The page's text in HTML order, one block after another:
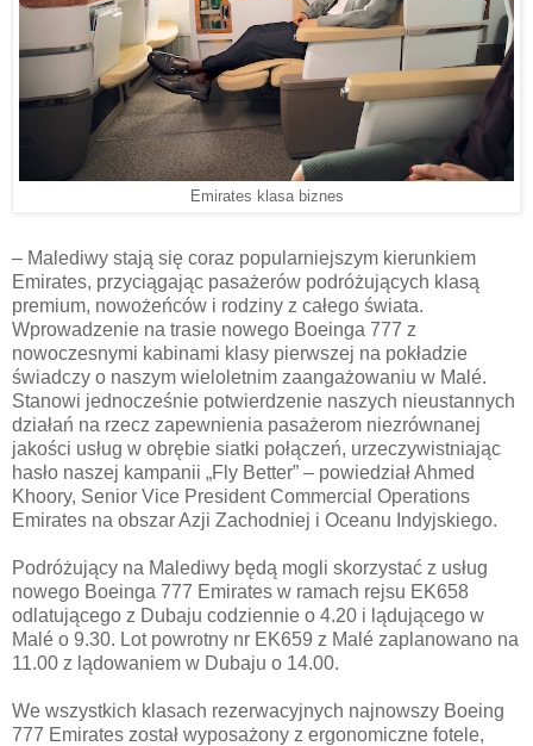
Emirates klasa biznes
– Malediwy stają się coraz popularniejszym kierunkiem
Emirates, przyciągając pasażerów podróżujących klasą
premium, nowożeńców i rodziny z całego świata.
Wprowadzenie na trasie nowego Boeinga 777 z
nowoczesnymi kabinami klasy pierwszej na pokładzie
świadczy o naszym wieloletnim zaangażowaniu w Malé.
Stanowi jednocześnie potwierdzenie naszych nieustannych
działań na rzecz zapewnienia pasażerom niezrównanej
jakości usług w obrębie siatki połączeń, urzeczywistniając
hasło naszej kampanii „Fly Better” – powiedział Ahmed
Khoory, Senior Vice President Commercial Operations
Emirates na obszar Azji Zachodniej i Oceanu Indyjskiego.
Podróżujący na Malediwy będą mogli skorzystać z usług
nowego Boeinga 777 Emirates w ramach rejsu EK658
odlatującego z Dubaju codziennie o 4.20 i lądującego w
Malé o 9.30. Lot powrotny nr EK659 z Malé zaplanowano na
11.00 z lądowaniem w Dubaju o 14.00.
We wszystkich klasach rezerwacyjnych najnowszy Boeing
777 Emirates został wyposażony z ergonomiczne fotele,